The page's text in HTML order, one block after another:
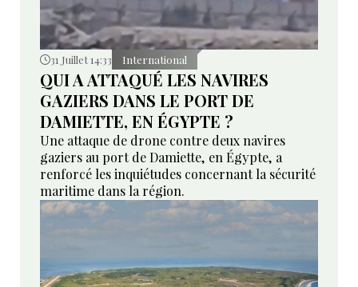
31 Juillet 14:33 International
QUI A ATTAQUÉ LES NAVIRES
GAZIERS DANS LE PORT DE
DAMIETTE, EN ÉGYPTE ?
Une attaque de drone contre deux navires
gaziers au port de Damiette, en Égypte, a
renforcé les inquiétudes concernant la sécurité
maritime dans la région.